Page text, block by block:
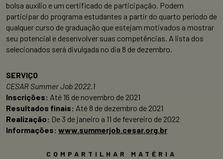
bolsa auxílio e um certificado de participação. Podem
participar do programa estudantes a partir do quarto período de
qualquer curso de graduação que estejam motivados a mostrar
seu potencial e desenvolver suas competências. A lista dos
selecionados será divulgada no dia 8 de dezembro.
SERVIÇO
CESAR Summer Job 2022.1
Inscrições: Até 16 de novembro de 2021
Resultados finais: Até 8 de dezembro de 2021
Realização: De 3 de janeiro a 11 de fevereiro de 2022
Informações: www.summerjob.cesar.org.br
COMPARTILHAR MATÉRIA